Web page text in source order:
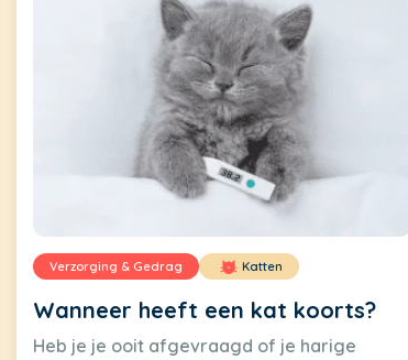
Verzorging & Gedrag Katten
Wanneer heeft een kat koorts?
Heb je je ooit afgevraagd of je harige